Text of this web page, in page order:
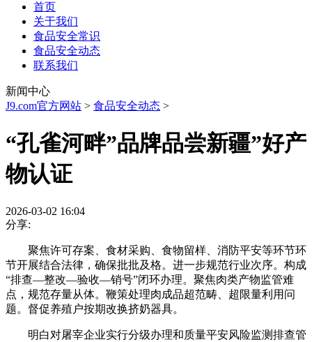
首页
关于我们
食品安全常识
食品安全动态
联系我们
新闻中心
J9.com官方网站 > 食品安全动态 >
“孔雀河畔”品牌品尝新疆”好产
物认证
2026-03-02 16:04
分享:
聚焦许可存案、食材采购、食物留样、消防平安等环节环
节开展结合法律，确保批批及格。进一步规范行业次序。构成
“排查—整改—验收—销号”闭环办理。聚焦肉类产物监管难
点，规范存量从体。鞭策处理肉成品超范畴、超限量利用问
题。督促养殖户按期改换挤奶器具。
明白对屠宰企业实行分级办理和质量平安风险监测排查管